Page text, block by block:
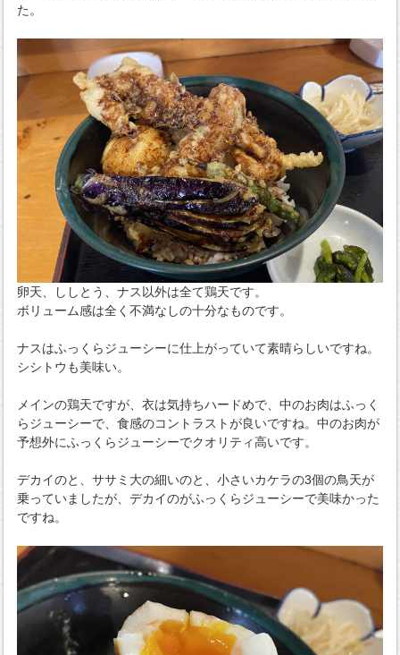
た。
卵天、ししとう、ナス以外は全て鶏天です。
ボリューム感は全く不満なしの十分なものです。
ナスはふっくらジューシーに仕上がっていて素晴らしいですね。
シシトウも美味い。
メインの鶏天ですが、衣は気持ちハードめで、中のお肉はふっく
らジューシーで、食感のコントラストが良いですね。中のお肉が
予想外にふっくらジューシーでクオリティ高いです。
デカイのと、ササミ大の細いのと、小さいカケラの3個の鳥天が
乗っていましたが、デカイのがふっくらジューシーで美味かった
ですね。